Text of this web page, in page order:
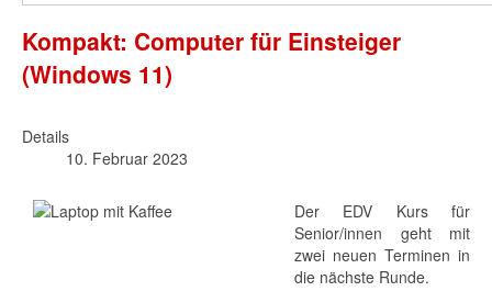
Kompakt: Computer für Einsteiger
(Windows 11)
Details
10. Februar 2023
Der EDV Kurs für
Senior/innen geht mit
zwei neuen Terminen in
die nächste Runde.